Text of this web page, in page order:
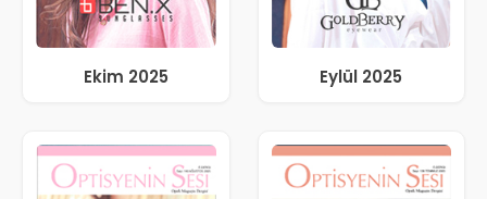
Ekim 2025 Eylül 2025